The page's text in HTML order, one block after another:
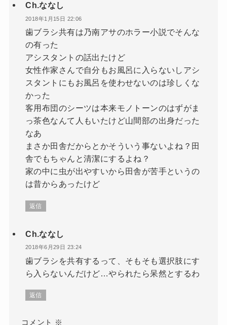
Ch.ななし
2018年1月15日 22:06
歯ブラシ共有は乃南アサのホラー小説でそんな
の有った
アシスタントの話出たけど
女性作家さんで自分もお風呂に入らないしアシ
スタントにもお風呂を使わせないのは珍しくな
かった
客用布団のシーツは本来モノトーンのはずがま
っ茶色なんて人もいたけど山間部の出身だった
なあ
まさか田舎だからとかそういう事ないよね？田
舎でもちゃんと清潔にするよね？
家の中に虫が出やすいから田舎が苦手というの
は昔からあったけど
返信
Ch.ななし
2018年6月29日 23:24
歯ブラシを共有するって、そもそも選択肢にす
ら入らないんだけど…やられたら呆然とするわ
返信
コメント ※